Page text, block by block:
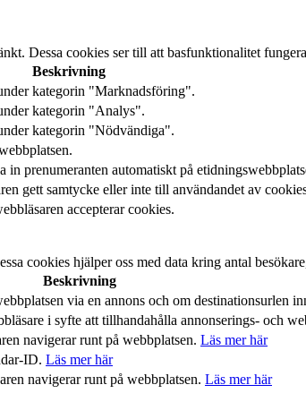
Dessa cookies ser till att basfunktionalitet
Beskrivning
kategorin "Marknadsföring".
kategorin "Analys".
kategorin "Nödvändiga".
prenumeranten automatiskt på
gett samtycke eller inte till användandet av
accepterar cookies.
cookies hjälper oss med data kring antal
Beskrivning
via en annons och om destinationsurlen
i syfte att tillhandahålla annonserings- och
navigerar runt på webbplatsen. Läs mer här
ID. Läs mer här
navigerar runt på webbplatsen. Läs mer här